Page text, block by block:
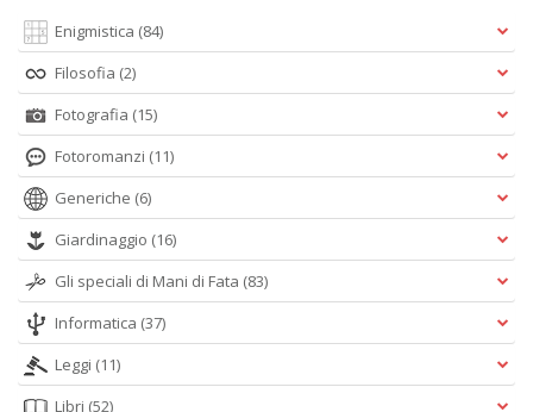
Enigmistica (84)
Filosofia (2)
Fotografia (15)
Fotoromanzi (11)
Generiche (6)
Giardinaggio (16)
Gli speciali di Mani di Fata (83)
Informatica (37)
Leggi (11)
Libri (52)